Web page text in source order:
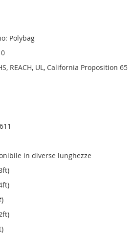
Polybag
REACH, UL, California Proposition 65
in diverse lunghezze